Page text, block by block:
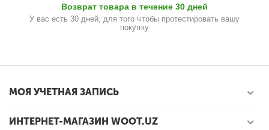
Возврат товара в течение 30 дней
У вас есть 30 дней, для того чтобы протестировать вашу
покупку
МОЯ УЧЕТНАЯ ЗАПИСЬ
ИНТЕРНЕТ-МАГАЗИН WOOT.UZ